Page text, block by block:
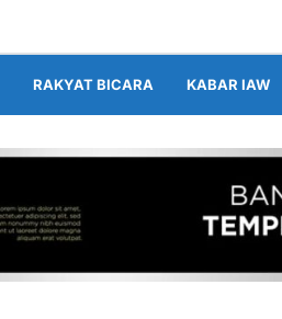
RAKYAT BICARA KABAR IAW